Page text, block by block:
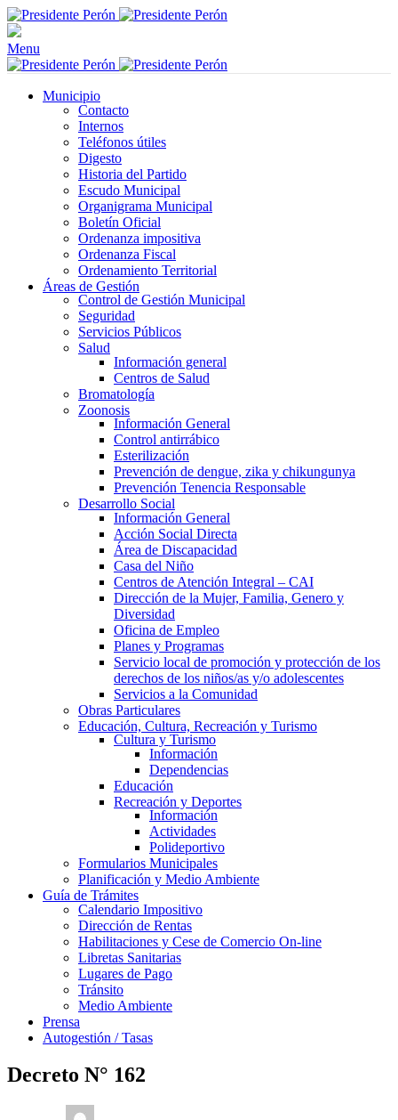
Menu
Municipio
Contacto
Internos
Teléfonos útiles
Digesto
Historia del Partido
Escudo Municipal
Organigrama Municipal
Boletín Oficial
Ordenanza impositiva
Ordenanza Fiscal
Ordenamiento Territorial
Áreas de Gestión
Control de Gestión Municipal
Seguridad
Servicios Públicos
Salud
Información general
Centros de Salud
Bromatología
Zoonosis
Información General
Control antirrábico
Esterilización
Prevención de dengue, zika y chikungunya
Prevención Tenencia Responsable
Desarrollo Social
Información General
Acción Social Directa
Área de Discapacidad
Casa del Niño
Centros de Atención Integral – CAI
Dirección de la Mujer, Familia, Genero y
Diversidad
Oficina de Empleo
Planes y Programas
Servicio local de promoción y protección de los
derechos de los niños/as y/o adolescentes
Servicios a la Comunidad
Obras Particulares
Educación, Cultura, Recreación y Turismo
Cultura y Turismo
Información
Dependencias
Educación
Recreación y Deportes
Información
Actividades
Polideportivo
Formularios Municipales
Planificación y Medio Ambiente
Guía de Trámites
Calendario Impositivo
Dirección de Rentas
Habilitaciones y Cese de Comercio On-line
Libretas Sanitarias
Lugares de Pago
Tránsito
Medio Ambiente
Prensa
Autogestión / Tasas
Decreto N° 162